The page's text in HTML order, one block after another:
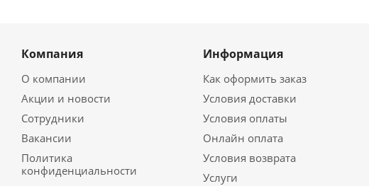
Компания
О компании
Акции и новости
Сотрудники
Вакансии
Политика
конфиденциальности
Информация
Как оформить заказ
Условия доставки
Условия оплаты
Онлайн оплата
Условия возврата
Услуги